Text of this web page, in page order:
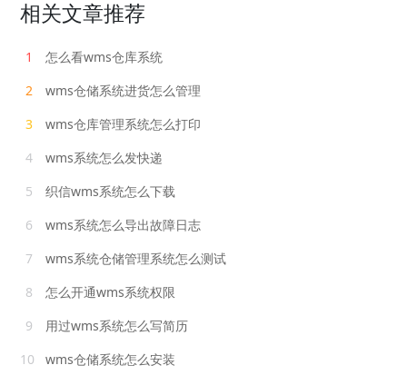
相关文章推荐
1
怎么看wms仓库系统
2
wms仓储系统进货怎么管理
3
wms仓库管理系统怎么打印
4
wms系统怎么发快递
5
织信wms系统怎么下载
6
wms系统怎么导出故障日志
7
wms系统仓储管理系统怎么测试
8
怎么开通wms系统权限
9
用过wms系统怎么写简历
10
wms仓储系统怎么安装